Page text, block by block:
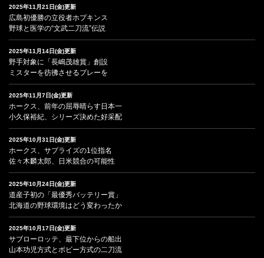
2025年11月21日(金)更新
広島初優勝の立役者ホプキンス
野球と医学の“文武二刀流”伝説
2025年11月14日(金)更新
野手対象に「長嶋茂雄賞」創設
ミスターを彷彿させるプレーを
2025年11月7日(金)更新
ホークス、前年の屈辱晴らす日本一
小久保裕紀、シリーズ決めた好采配
2025年10月31日(金)更新
ホークス、サプライズの1位指名
佐々木麟太郎、日米競合の可能性
2025年10月24日(金)更新
道産子初の「最優秀バッテリー賞」
北海道の野球環境はどう変わったか
2025年10月17日(金)更新
サブローロッテ、最下位からの船出
山本功児方式とボビー方式の二刀流